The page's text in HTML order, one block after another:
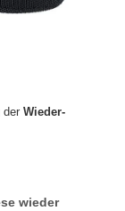
der Wieder-
wieder